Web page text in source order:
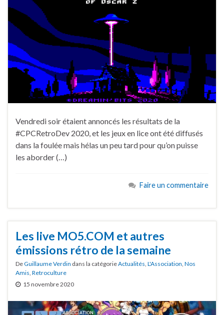
Vendredi soir étaient annoncés les résultats de la
#CPCRetroDev 2020, et les jeux en lice ont été diffusés
dans la foulée mais hélas un peu tard pour qu’on puisse
les aborder (…)
Faire un commentaire
Les live MO5.COM et autres
émissions rétro de la semaine
DeGuillaume Verdin dans la catégorieActualités L'Association Nos
Amis Retroculture
15 novembre 2020